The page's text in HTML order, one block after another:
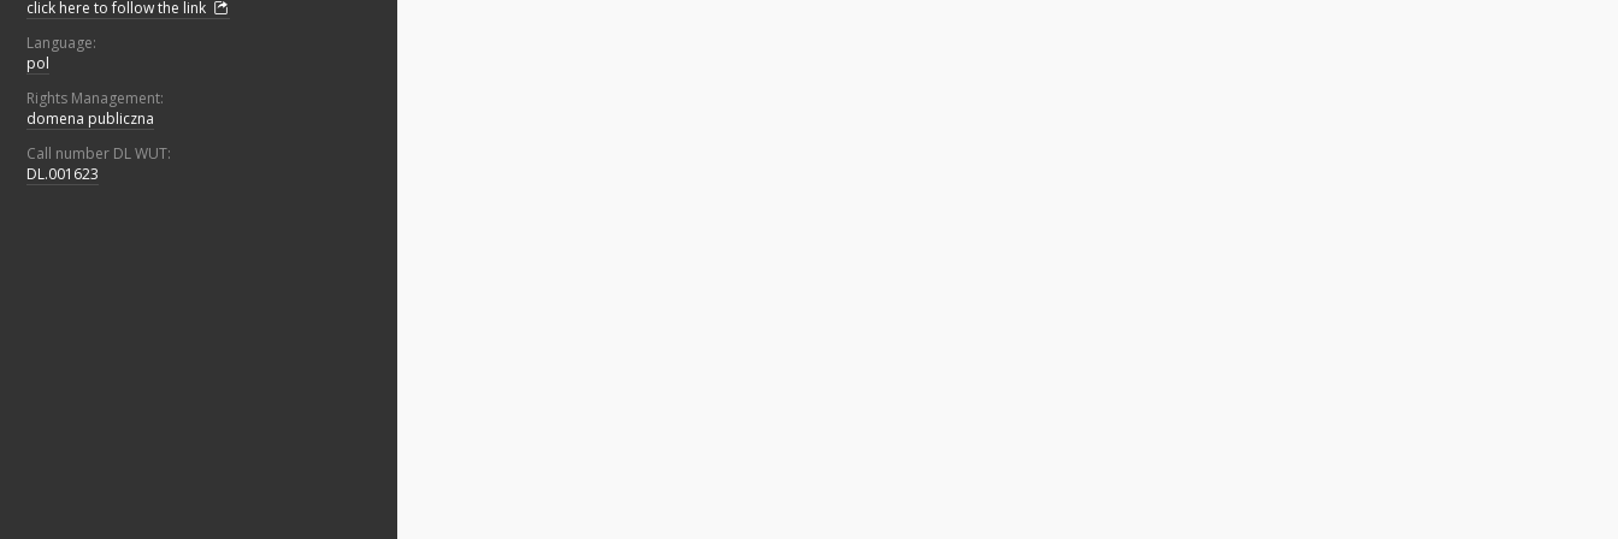
click here to follow the link
Language:
pol
Rights Management:
domena publiczna
Call number DL WUT:
DL.001623